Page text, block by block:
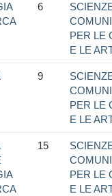
6
PER LE
E LE
9
PER LE
E LE
15
PER LE
E LE